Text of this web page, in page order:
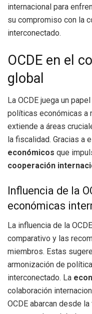
internacional para
su compromiso con la
interconectado.
OCDE en el
global
La OCDE juega un
políticas económicas a
extiende a áreas
la fiscalidad. Gracias a
económicos que
cooperación
Influencia de la
económicas
La influencia de la
comparativo y las
miembros. Estas
armonización de
interconectado. La
colaboración
OCDE abarcan desde